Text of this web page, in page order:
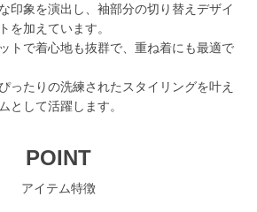
印象を演出し、袖部分の切り替えデザイ
を加えています。
トで着心地も抜群で、重ね着にも最適で
ったりの洗練されたスタイリングを叶え
として活躍します。
POINT
アイテム特徴